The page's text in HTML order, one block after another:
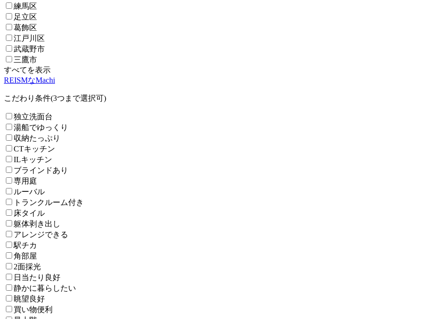
練馬区
足立区
葛飾区
江戸川区
武蔵野市
三鷹市
すべてを表示
REISMなMachi
こだわり条件(3つまで選択可)
独立洗面台
湯船でゆっくり
収納たっぷり
CTキッチン
ILキッチン
ブラインドあり
専用庭
ルーバル
トランクルーム付き
床タイル
躯体剥き出し
アレンジできる
駅チカ
角部屋
2面採光
日当たり良好
静かに暮らしたい
眺望良好
買い物便利